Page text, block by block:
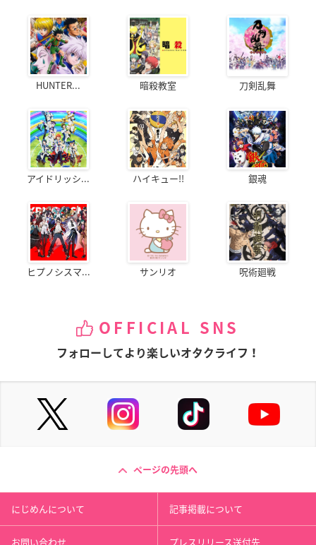
HUNTER... 暗殺教室 刀剣乱舞
アイドリッシ... ハイキュー!! 銀魂
ヒプノシスマ... サンリオ 呪術廻戦
OFFICIAL SNS
フォローしてより楽しいオタクライフ！
ページの先頭へ
にじめんについて 記事掲載について
お問い合わせ プレスリリース送付先